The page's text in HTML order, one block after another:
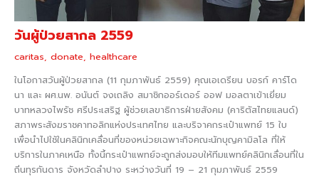
วันผู้ป่วยสากล 2559
caritas, donate, healthcare
ในโอกาสวันผู้ป่วยสากล (11 กุมภาพันธ์ 2559) คุณเอเดรียน บอรก์ คาร์โด
นา และ ผศ.นพ. อนันต์ จงเถลิง สมาชิกออร์เดอร์ ออฟ มอลตาเข้าเยี่ยม
บาทหลวงไพรัช ศรีประเสริฐ ผู้ช่วยเลขาธิการฝ่ายสังคม (คาริตัสไทยแลนด์)
สภาพระสังฆราชคาทอลิกแห่งประเทศไทย และบริจาคกระเป๋าแพทย์ 15 ใบ
เพื่อนำไปใช้ในคลินิกเคลื่อนที่ของหน่วยเฉพาะกิจคณะนักบุญคามิลโล ที่ให้
บริการในภาคเหนือ ทั้งนี้กระเป๋าแพทย์จะถูกส่งมอบให้ทีมแพทย์คลินิกเลื่อนที่ใน
ถิ่นทุรกันดาร จังหวัดลำปาง ระหว่างวันที่ 19 – 21 กุมภาพันธ์ 2559